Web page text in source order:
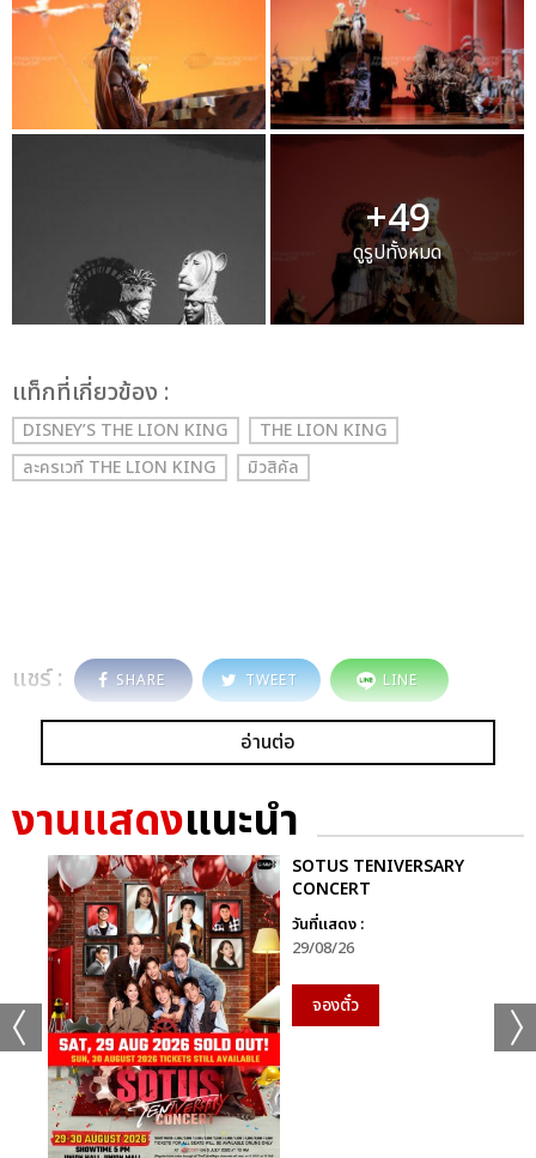
+49
ดูรูปทั้งหมด
เเท็กที่เกี่ยวข้อง :
DISNEY’S THE LION KING
THE LION KING
ละครเวที THE LION KING
มิวสิคัล
แชร์ : SHARE TWEET LINE
อ่านต่อ
งานแสดงแนะนำ
SOTUS TENIVERSARY
CONCERT
วันที่แสดง :
29/08/26
จองตั๋ว